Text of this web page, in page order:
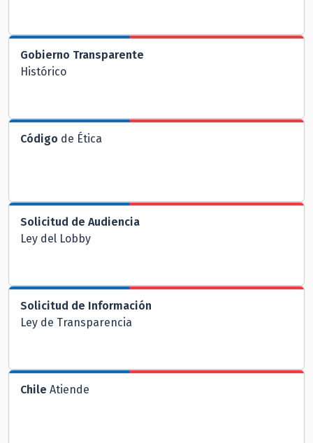
Gobierno Transparente
Histórico
Código de Ética
Solicitud de Audiencia
Ley del Lobby
Solicitud de Información
Ley de Transparencia
Chile Atiende